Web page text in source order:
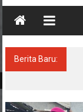
Mitra
Terpercaya
Berita Baru: